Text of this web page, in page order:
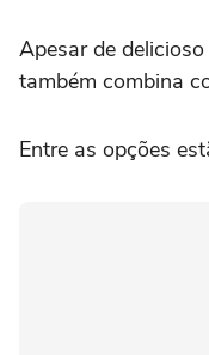
Apesar de
também combina
Entre as opções